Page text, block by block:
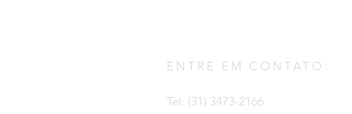
ENTRE EM CONTATO:
Tel: (31) 3473-2166